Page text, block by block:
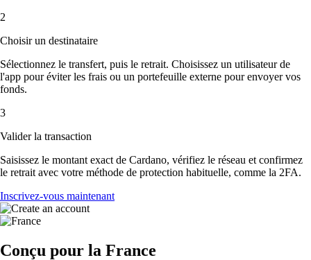
2
Choisir un destinataire
Sélectionnez le transfert, puis le retrait. Choisissez un utilisateur de
l'app pour éviter les frais ou un portefeuille externe pour envoyer vos
fonds.
3
Valider la transaction
Saisissez le montant exact de Cardano, vérifiez le réseau et confirmez
le retrait avec votre méthode de protection habituelle, comme la 2FA.
Inscrivez-vous maintenant
Conçu pour la France